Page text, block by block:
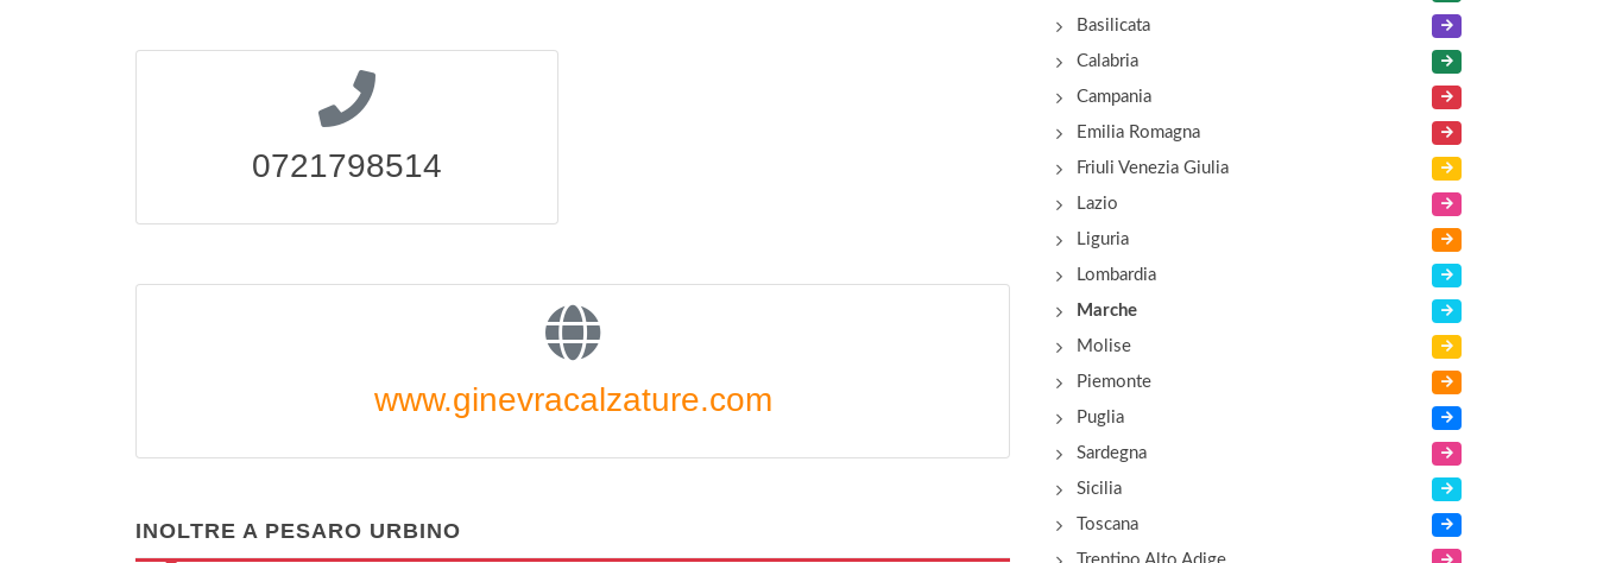
0721798514
www.ginevracalzature.com
INOLTRE A PESARO URBINO
Basilicata
Calabria
Campania
Emilia Romagna
Friuli Venezia Giulia
Lazio
Liguria
Lombardia
Marche
Molise
Piemonte
Puglia
Sardegna
Sicilia
Toscana